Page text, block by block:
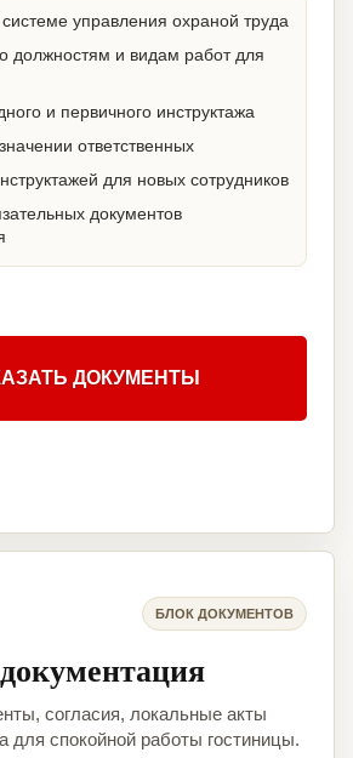
управления охраной труда
должностям и видам работ для
и первичного инструктажа
ответственных
для новых сотрудников
документов
ДОКУМЕНТЫ
БЛОК ДОКУМЕНТОВ
согласия, локальные акты
для спокойной работы гостиницы.